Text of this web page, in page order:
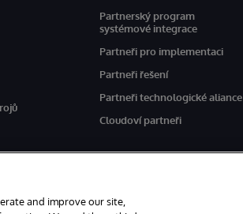
Partnerský program
systémové integrace
Partneři pro implementaci
Partneři řešení
Partneři technologické aliance
Cloudoví partneři
and improve our site,